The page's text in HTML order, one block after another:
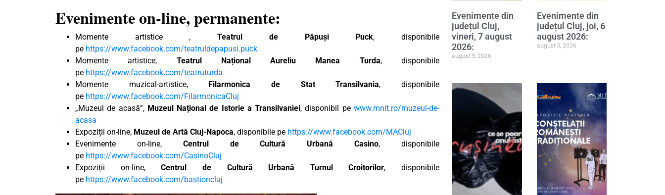
Evenimente on-line, permanente:
Momente artistice ,Teatrul de Păpuși Puck, disponibile
pe https://www.facebook.com/teatruldepapusi.puck
Momente artistice, Teatrul Național Aureliu Manea Turda, disponibile
pe https://www.facebook.com/teatruturda
Momente muzical-artistice,
Filarmonica de Stat Transilvania, disponibile
pe https://www.facebook.com/FilarmonicaCluj
„Muzeul de acasă”, Muzeul Național de Istorie a Transilvaniei, disponibil pewww.mnit.ro/muzeul-de-
acasa
Expoziții on-line, Muzeul de Artă Cluj-Napoca, disponibile pe https://www.facebook.com/MACluj
Evenimente on-line, Centrul de Cultură Urbană Casino, disponibile
pe https://www.facebook.com/CasinoCluj
Expoziții on-line,Centrul de Cultură Urbană Turnul Croitorilor, disponibile
pe https://www.facebook.com/bastioncluj
Evenimente din
județul Cluj,
vineri, 7 august
2026:
august 5, 2026
Evenimente din
județul Cluj, joi, 6
august 2026:
august 5, 2026